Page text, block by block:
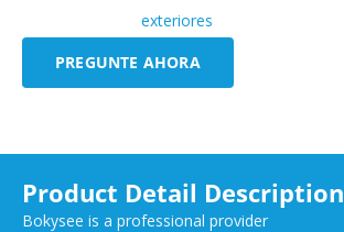
exteriores
PREGUNTE AHORA
Product Detail Description
Bokysee is a professional provider